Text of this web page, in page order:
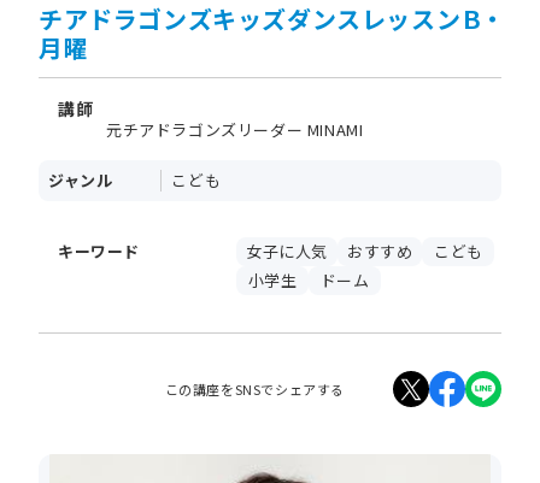
チアドラゴンズキッズダンスレッスンＢ・
月曜
講師
元チアドラゴンズリーダー MINAMI
ジャンル こども
キーワード 女子に人気 おすすめ
こども
小学生
ドーム
この講座をSNSでシェアする